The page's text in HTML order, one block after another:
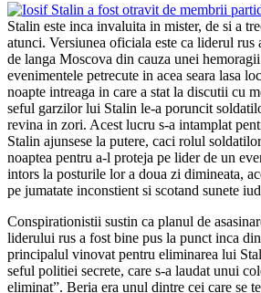
Stalin este inca invaluita in mister, de si a
atunci. Versiunea oficiala este ca liderul rus
de langa Moscova din cauza unei
evenimentele petrecute in acea seara lasa
noapte intreaga in care a stat la discutii cu
seful garzilor lui Stalin le-a poruncit
revina in zori. Acest lucru s-a intamplat
Stalin ajunsese la putere, caci rolul
noaptea pentru a-l proteja pe lider de un
intors la posturile lor a doua zi dimineata,
pe jumatate inconstient si scotand sunete
Conspirationistii sustin ca planul de
liderului rus a fost bine pus la punct inca
principalul vinovat pentru eliminarea lui
seful politiei secrete, care s-a laudat unui
eliminat”. Beria era unul dintre cei care se